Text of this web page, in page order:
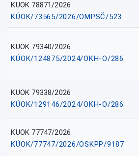
KUOK 78871/2026
KÚOK/73565/2026/OMPSČ/523
KUOK 79340/2026
KÚOK/124875/2024/OKH-O/286
KUOK 79338/2026
KÚOK/129146/2024/OKH-O/286
KUOK 77747/2026
KÚOK/77747/2026/OSKPP/9187